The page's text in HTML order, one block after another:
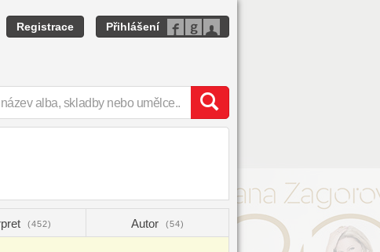
Registrace Přihlášení
(452) Autor (54)